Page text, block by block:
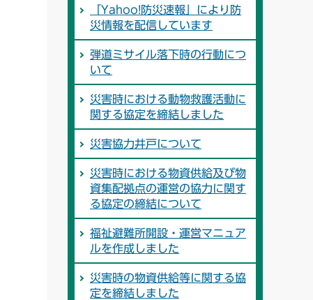
「Yahoo!防災速報」により防
災情報を配信しています
弾道ミサイル落下時の行動につ
いて
災害時における動物救護活動に
関する協定を締結しました
災害協力井戸について
災害時における物資供給及び物
資集配拠点の運営の協力に関す
る協定の締結について
福祉避難所開設・運営マニュア
ルを作成しました
災害時の物資供給等に関する協
定を締結しました